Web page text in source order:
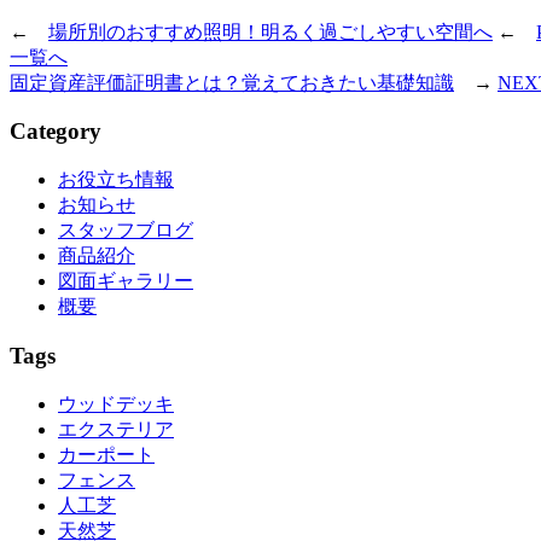
← 場所別のおすすめ照明！明るく過ごしやすい空間へ ←
一覧へ
固定資産評価証明書とは？覚えておきたい基礎知識 →
Category
お役立ち情報
お知らせ
スタッフブログ
商品紹介
図面ギャラリー
概要
Tags
ウッドデッキ
エクステリア
カーポート
フェンス
人工芝
天然芝